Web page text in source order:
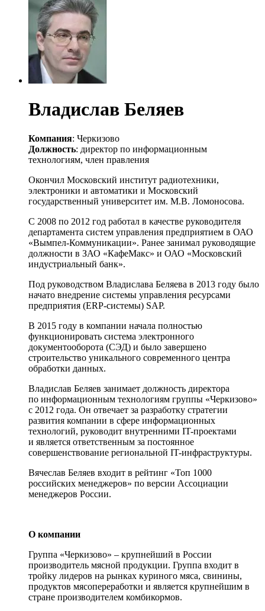
Владислав Беляев
Компания: Черкизово
Должность: директор по информационным
технологиям, член правления
Окончил Московский институт радиотехники,
электроники и автоматики и Московский
государственный университет им. М.В. Ломоносова.
С 2008 по 2012 год работал в качестве руководителя
департамента систем управления предприятием в ОАО
«Вымпел-Коммуникации». Ранее занимал руководящие
должности в ЗАО «КафеМакс» и ОАО «Московский
индустриальный банк».
Под руководством Владислава Беляева в 2013 году было
начато внедрение системы управления ресурсами
предприятия (ERP-системы) SAP.
В 2015 году в компании начала полностью
функционировать система электронного
документооборота (СЭД) и было завершено
строительство уникального современного центра
обработки данных.
Владислав Беляев занимает должность директора
по информационным технологиям группы «Черкизово»
c 2012 года. Он отвечает за разработку стратегии
развития компании в сфере информационных
технологий, руководит внутренними IT-проектами
и является ответственным за постоянное
совершенствование региональной IT-инфраструктуры.
Вячеслав Беляев входит в рейтинг «Топ 1000
российских менеджеров» по версии Ассоциации
менеджеров России.
О компании
Группа «Черкизово» – крупнейший в России
производитель мясной продукции. Группа входит в
тройку лидеров на рынках куриного мяса, свинины,
продуктов мясопереработки и является крупнейшим в
стране производителем комбикормов.